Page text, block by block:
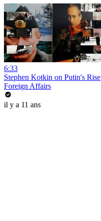
6:33
Stephen Kotkin on Putin's Rise
Foreign Affairs
il y a 11 ans